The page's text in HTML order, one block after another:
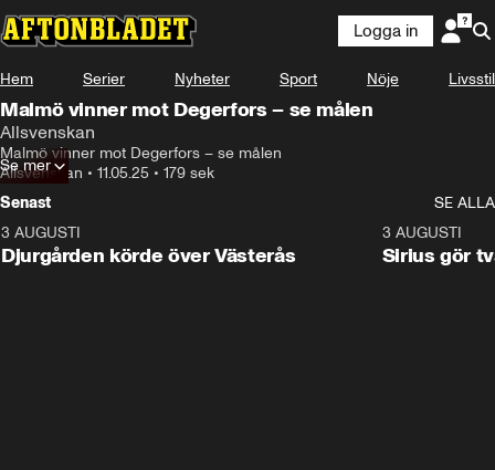
Logga in
Hem Serier Nyheter Sport Nöje Livsstil
Malmö vinner mot Degerfors – se målen
Allsvenskan
Malmö vinner mot Degerfors – se målen
Allsvenskan • 11.05.25 • 179 sek
Se mer
Senast
SE ALLA
3 AUGUSTI
Djurgården körde över Västerås
3 AUGUSTI
Sirius gör